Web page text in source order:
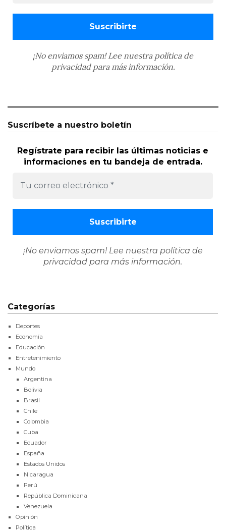
¡No enviamos spam! Lee nuestra política de
privacidadpara más información.
Suscríbete a nuestro boletín
Regístrate para recibir las últimas noticias e
informaciones en tu bandeja de entrada.
¡No enviamos spam! Lee nuestra política de
privacidad para más información.
Categorías
Deportes
Economía
Educación
Entretenimiento
Mundo
Argentina
Bolivia
Brasil
Chile
Colombia
Cuba
Ecuador
España
Estados Unidos
Nicaragua
Perú
República Dominicana
Venezuela
Opinión
Política